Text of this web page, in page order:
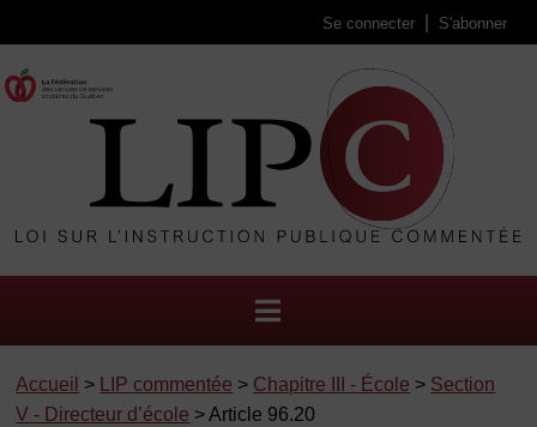
Se connecter S'abonner
Accueil > LIP commentée > Chapitre III - École > Section
V - Directeur d’école > Article 96.20